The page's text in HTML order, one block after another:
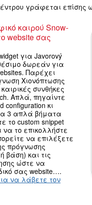
γράφεται επίσης
καιρού Snow-
website σας
για Javorový
δωρεάν για
Παρέχει
Χιονόπτωσης
συνθήκες
Απλά, πηγαίντε
configuration κι
3 απλά βήματα
το custom snippet
να το επικολλήστε
να επιλέξετε
πρόγνωσης
βάση) και τις
ώστε να
σας website….
να λάβετε τον